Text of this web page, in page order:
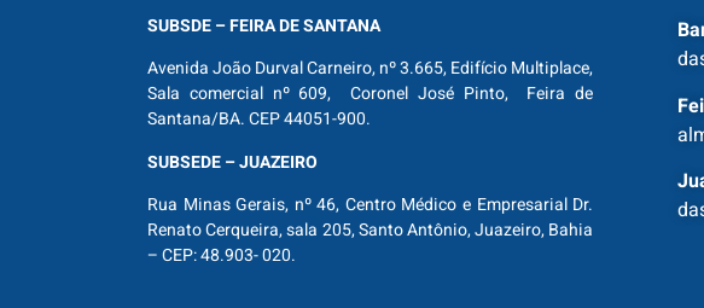
SUBSDE – FEIRA DE SANTANA
Avenida João Durval Carneiro, nº 3.665, Edifício Multiplace,
Sala comercial nº 609, Coronel José Pinto, Feira de
Santana/BA. CEP 44051-900.
SUBSEDE – JUAZEIRO
Rua Minas Gerais, nº 46, Centro Médico e Empresarial Dr.
Renato Cerqueira, sala 205, Santo Antônio, Juazeiro, Bahia
– CEP: 48.903- 020.